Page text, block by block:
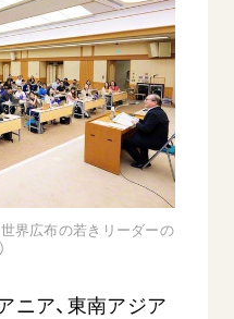
大
を促進
」の取り組み
要旨
界広布の若きリーダーの
ニア、東南アジア